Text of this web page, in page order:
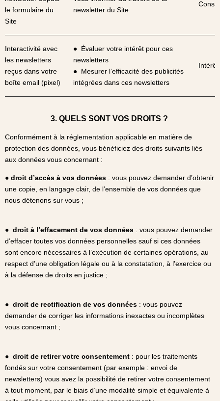
le formulaire du
Site
newsletter du Site
Interactivité avec
les newsletters
reçus dans votre
boîte email (pixel)
● Évaluer votre intérêt pour ces
newsletters
● Mesurer l’efficacité des publicités
intégrées dans ces newsletters
3. QUELS SONT VOS DROITS ?
Conformément à la réglementation applicable en matière de
protection des données, vous bénéficiez des droits suivants liés
aux données vous concernant :
● droit d’accès à vos données : vous pouvez demander d’obtenir
une copie, en langage clair, de l’ensemble de vos données que
nous détenons sur vous ;
● droit à l’effacement de vos données : vous pouvez demander
d’effacer toutes vos données personnelles sauf si ces données
sont encore nécessaires à l’exécution de certaines opérations, au
respect d’une obligation légale ou à la constatation, à l’exercice ou
à la défense de droits en justice ;
● droit de rectification de vos données : vous pouvez
demander de corriger les informations inexactes ou incomplètes
vous concernant ;
● droit de retirer votre consentement : pour les traitements
fondés sur votre consentement (par exemple : envoi de
newsletters) vous avez la possibilité de retirer votre consentement
à tout moment, par le biais d’une modalité simple et équivalente à